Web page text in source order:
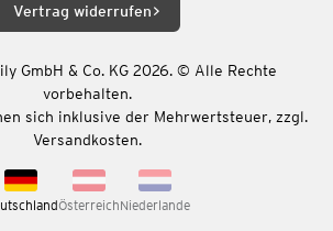
Vertrag widerrufen
GmbH & Co. KG 2026. © Alle Rechte
vorbehalten.
sich inklusive der Mehrwertsteuer, zzgl.
Versandkosten.
ÖsterreichNiederlande